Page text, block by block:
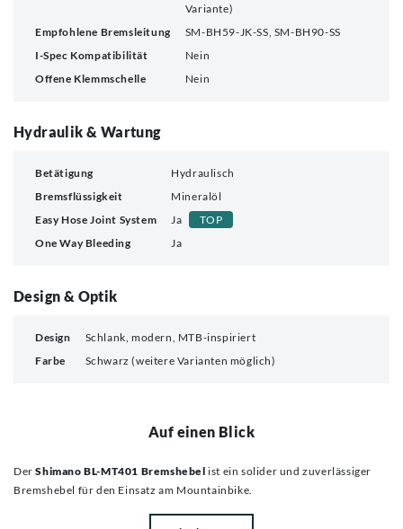
Variante)
Empfohlene Bremsleitung
SM-BH59-JK-SS, SM-BH90-SS
I-Spec Kompatibilität
Nein
Offene Klemmschelle
Nein
Hydraulik & Wartung
Betätigung
Hydraulisch
Bremsflüssigkeit
Mineralöl
Easy Hose Joint System
Ja
TOP
One Way Bleeding
Ja
Design & Optik
Design
Schlank, modern, MTB-inspiriert
Farbe
Schwarz (weitere Varianten möglich)
Auf einen Blick
DerShimano BL-MT401 Bremshebel ist ein solider und zuverlässiger
Bremshebel für den Einsatz am Mountainbike.